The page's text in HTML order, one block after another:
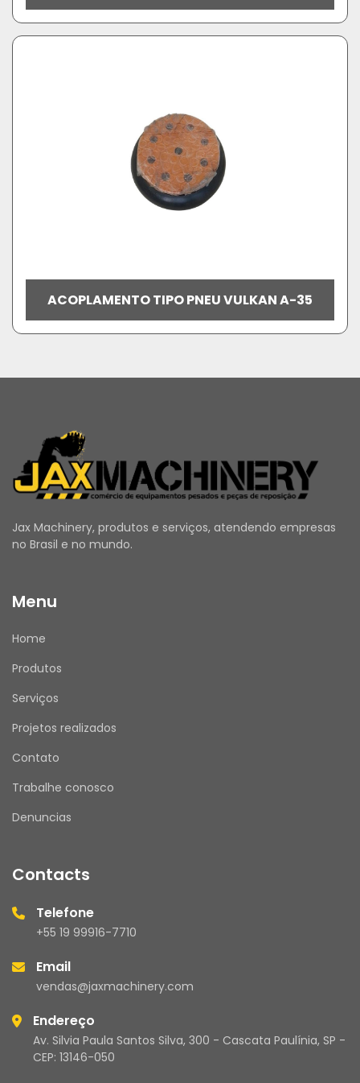
ACOPLAMENTO TIPO PNEU VULKAN A-35
Jax Machinery, produtos e serviços, atendendo empresas
no Brasil e no mundo.
Menu
Home
Produtos
Serviços
Projetos realizados
Contato
Trabalhe conosco
Denuncias
Contacts
Telefone
+55 19 99916-7710
Email
vendas@jaxmachinery.com
Endereço
Av. Silvia Paula Santos Silva, 300 - Cascata Paulínia, SP -
CEP: 13146-050